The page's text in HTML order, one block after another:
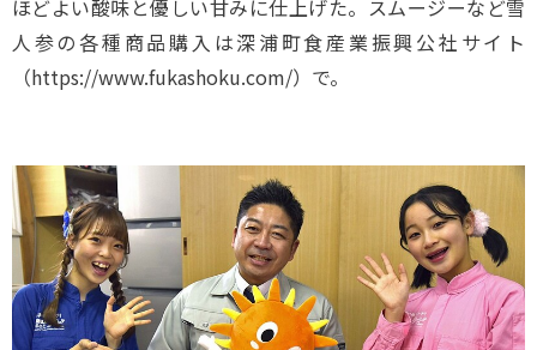
ほどよい酸味と優しい甘みに仕上げた。スムージーなど雪
人参の各種商品購入は深浦町食産業振興公社サイト
（https://www.fukashoku.com/）で。